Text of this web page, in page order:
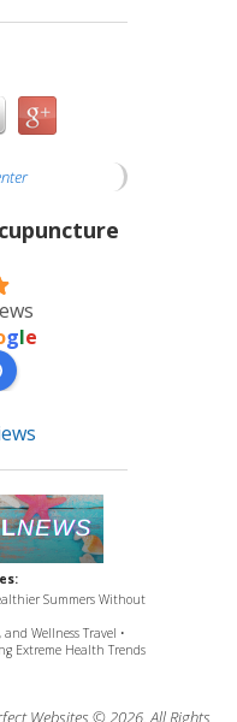
gle
Summers Without
and Wellness Travel •
Extreme Health Trends
Websites © 2026. All Rights